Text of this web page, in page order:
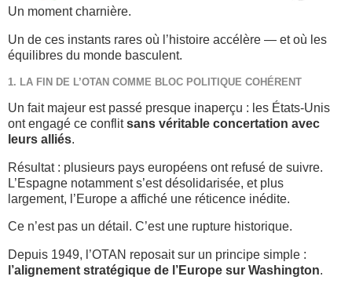
Un moment charnière.
Un de ces instants rares où l’histoire accélère — et où les
équilibres du monde basculent.
1. LA FIN DE L’OTAN COMME BLOC POLITIQUE COHÉRENT
Un fait majeur est passé presque inaperçu : les États-Unis
ont engagé ce conflitsans véritable concertation avec
leurs alliés.
Résultat : plusieurs pays européens ont refusé de suivre.
L’Espagne notamment s’est désolidarisée, et plus
largement, l’Europe a affiché une réticence inédite.
Ce n’est pas un détail. C’est une rupture historique.
Depuis 1949, l’OTAN reposait sur un principe simple :
l’alignement stratégique de l’Europe sur Washington.